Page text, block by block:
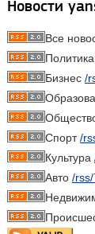
Новости
Все
Политика
Бизнес /
Спорт/
Культура
Авто /